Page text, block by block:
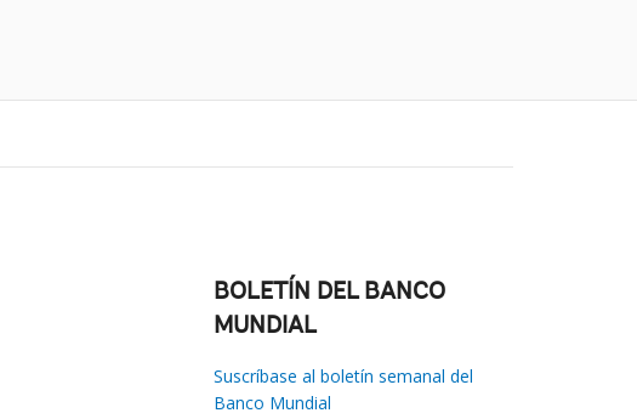
BOLETÍN DEL BANCO
MUNDIAL
Suscríbase al boletín semanal del
Banco Mundial